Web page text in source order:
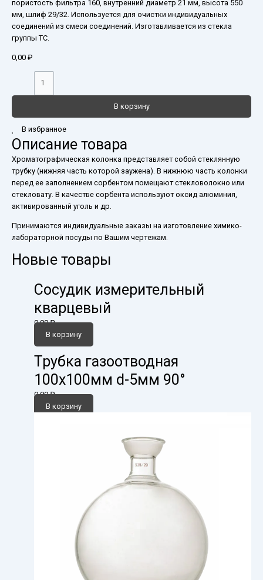
пористость фильтра 160, внутренний диаметр 21 мм, высота 550
мм, шлиф 29/32. Используется для очистки индивидуальных
соединений из смеси соединений. Изготавливается из стекла
группы ТС.
0,00 ₽
В корзину
В избранное
Описание товара
Хроматографическая колонка представляет собой стеклянную
трубку (нижняя часть которой заужена). В нижнюю часть колонки
перед ее заполнением сорбентом помещают стекловолокно или
стекловату. В качестве сорбента используют оксид алюминия,
активированный уголь и др.
Принимаются индивидуальные заказы на изготовление химико-
лабораторной посуды по Вашим чертежам.
Новые товары
Сосудик измерительный
кварцевый
0,00₽
В корзину
Трубка газоотводная
100х100мм d-5мм 90°
0,00₽
В корзину